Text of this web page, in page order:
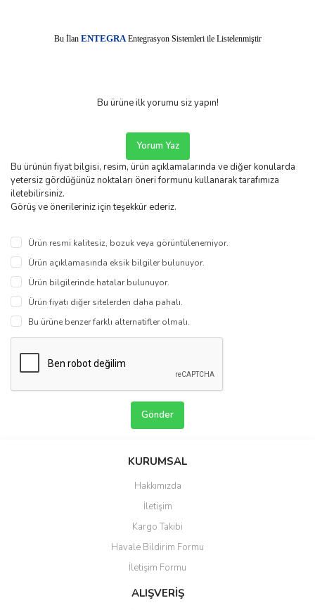
Bu İlan ENTEGRAEntegrasyon Sistemleri ile Listelenmiştir
Bu ürüne ilk yorumu siz yapın!
Yorum Yaz
Bu ürünün fiyat bilgisi, resim, ürün açıklamalarında ve diğer konularda
yetersiz gördüğünüz noktaları öneri formunu kullanarak tarafımıza
iletebilirsiniz.
Görüş ve önerileriniz için teşekkür ederiz.
Ürün resmi kalitesiz, bozuk veya görüntülenemiyor.
Ürün açıklamasında eksik bilgiler bulunuyor.
Ürün bilgilerinde hatalar bulunuyor.
Ürün fiyatı diğer sitelerden daha pahalı.
Bu ürüne benzer farklı alternatifler olmalı.
Gönder
KURUMSAL
Hakkımızda
İletişim
Kargo Takibi
Havale Bildirim Formu
İletişim Formu
ALIŞVERİŞ